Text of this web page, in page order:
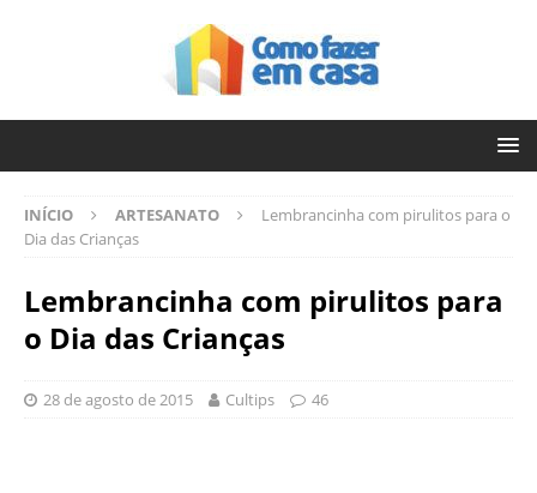
INÍCIO ARTESANATO
Lembrancinha com pirulitos para o
Dia das Crianças
Lembrancinha com pirulitos para
o Dia das Crianças
28 de agosto de 2015 Cultips 46